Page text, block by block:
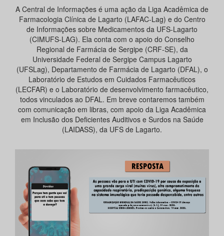
A Central de Informações é uma ação da Liga Acadêmica de
Farmacologia Clínica de Lagarto (LAFAC-Lag) e do Centro
de Informações sobre Medicamentos da UFS-Lagarto
(CIMUFS-LAG). Ela conta com o apoio do Conselho
Regional de Farmácia de Sergipe (CRF-SE), da
Universidade Federal de Sergipe Campus Lagarto
(UFSLag), Departamento de Farmácia de Lagarto (DFAL), o
Laboratório de Estudos em Cuidados Farmacêuticos
(LECFAR) e o Laboratório de desenvolvimento farmacêutico,
todos vinculados ao DFAL. Em breve contaremos também
com comunicação em libras, com apoio da Liga Acadêmica
em Inclusão dos Deficientes Auditivos e Surdos na Saúde
(LAIDASS), da UFS de Lagarto.